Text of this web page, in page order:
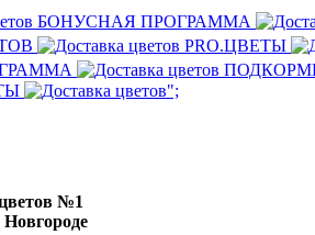
БОНУСНАЯ ПРОГРАММА
PRO.ЦВЕТЫ
";
№1